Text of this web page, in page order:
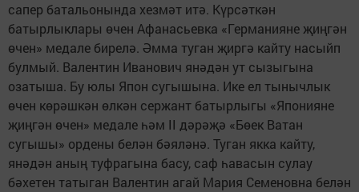
сапер батальонында хезмәт итә. Күрсәткән
батырлыклары өчен Афанасьевка «Германияне җиңгән
өчен» медале бирелә. Әмма туган җиргә кайту насыйп
булмый. Валентин Иванович янәдән ут сызыгына
озатыша. Бу юлы Япон сугышына. Ике ел тынычлык
өчен көрәшкән өлкән сержант батырлыгы «Японияне
җиңгән өчен» медале һәм II дәрәҗә «Бөек Ватан
сугышы» ордены белән бәяләнә. Туган якка кайту,
янәдән аның туфрагына басу, саф һавасын сулау
бәхетен татыган Валентин агай Мария Семеновна белән